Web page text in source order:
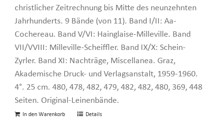
christlicher Zeitrechnung bis Mitte des neunzehnten
Jahrhunderts. 9 Bände (von 11). Band I/II: Aa-
Cochereau. Band V/VI: Hainglaise-Milleville. Band
VII/VVIII: Milleville-Scheiffler. Band IX/X: Schein-
Zyrler. Band XI: Nachträge, Miscellanea. Graz,
Akademische Druck- und Verlagsanstalt, 1959-1960.
4°. 25 cm. 480, 478, 482, 479, 482, 482, 480, 369, 448
Seiten. Original-Leinenbände.
In den Warenkorb Details